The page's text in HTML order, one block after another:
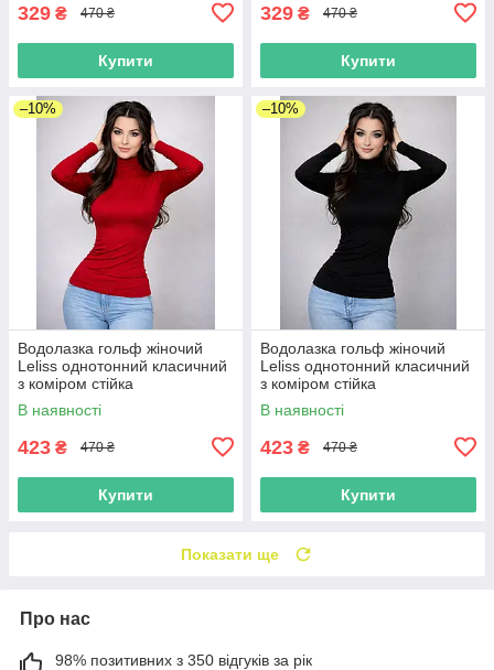
329 ₴ 470 ₴
Купити
329 ₴ 470 ₴
Купити
–10%
Водолазка гольф жіночий
Leliss однотонний класичний
з коміром стійка
демісезонний віскоза
червоний
В наявності
423 ₴ 470 ₴
Купити
–10%
Водолазка гольф жіночий
Leliss однотонний класичний
з коміром стійка
демісезонний віскоза чорний
В наявності
423 ₴ 470 ₴
Купити
Показати ще
Про нас
98% позитивних з 350 відгуків за рік